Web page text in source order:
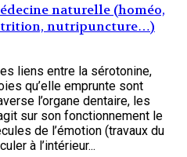
naturelle (homéo,
nutripuncture…)
liens entre la sérotonine,
qu’elle emprunte sont
l’organe dentaire, les
sur son fonctionnement le
de l’émotion (travaux du
à l’intérieur...